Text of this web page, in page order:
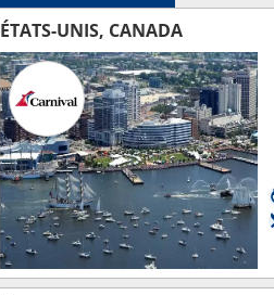
ÉTATS-UNIS, CANADA